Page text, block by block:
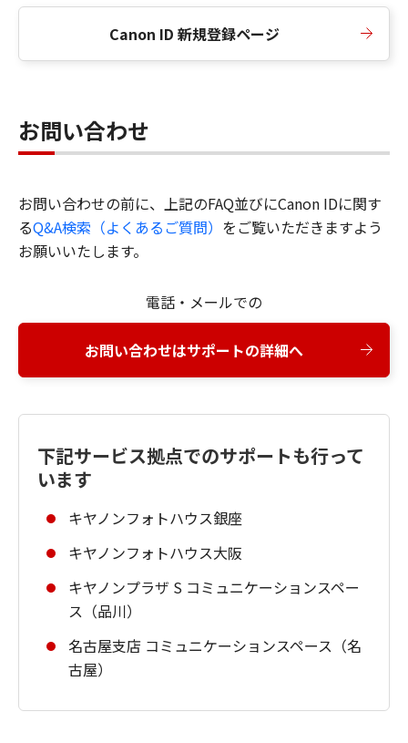
Canon ID 新規登録ページ
お問い合わせ
お問い合わせの前に、上記のFAQ並びにCanon IDに関す
るQ&A検索（よくあるご質問） をご覧いただきますよう
お願いいたします。
電話・メールでの
お問い合わせはサポートの詳細へ
下記サービス拠点でのサポートも行って
います
キヤノンフォトハウス銀座
キヤノンフォトハウス大阪
キヤノンプラザ S コミュニケーションスペー
ス（品川）
名古屋支店 コミュニケーションスペース（名
古屋）